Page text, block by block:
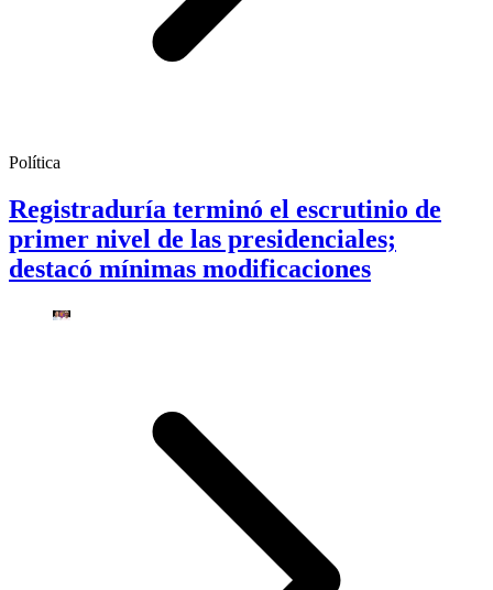
Política
Registraduría terminó el escrutinio de
primer nivel de las presidenciales;
destacó mínimas modificaciones